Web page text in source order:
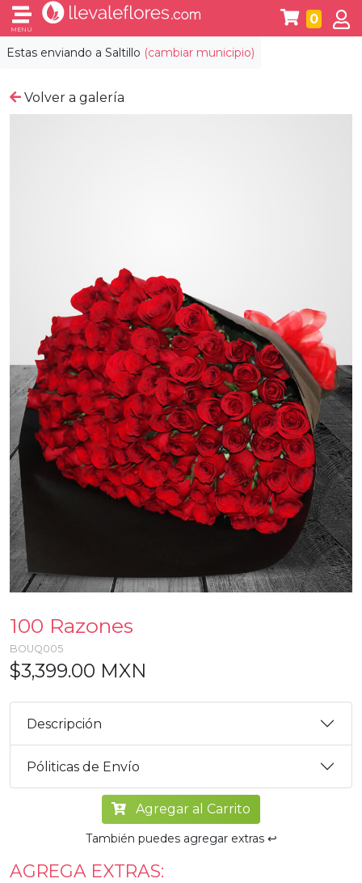
Estas enviando a Saltillo (cambiar municipio)
MENÚ
0
Volver a galería
100 Razones
BOUQ005
$3,399.00 MXN
Descripción
Póliticas de Envío
Agregar al Carrito
También puedes agregar extras ↩️
AGREGA EXTRAS: